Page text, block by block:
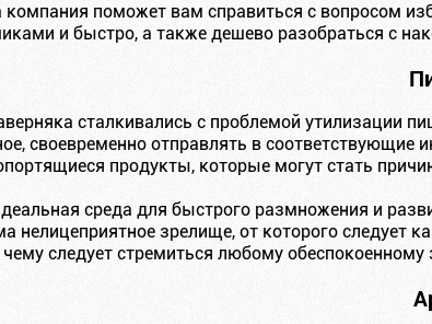
поможет вам справиться с вопросом
и быстро, а также дешево разобраться с
сталкивались с проблемой утилизации
своевременно отправлять в соответствующие
продукты, которые могут стать
среда для быстрого размножения и
нелицеприятное зрелище, от которого следует
чему следует стремиться любому обеспокоенному